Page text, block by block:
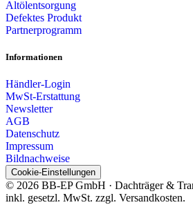
Altölentsorgung
Defektes Produkt
Partnerprogramm
Informationen
Händler-Login
MwSt-Erstattung
Newsletter
AGB
Datenschutz
Impressum
Bildnachweise
Cookie-Einstellungen
© 2026 BB-EP GmbH · Dachträger &
inkl. gesetzl. MwSt. zzgl. Versandkosten.